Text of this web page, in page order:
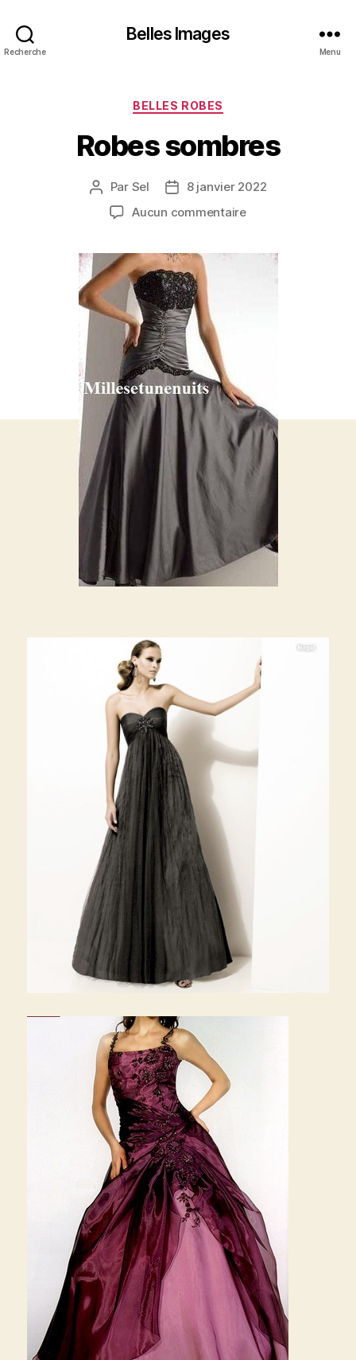
Recherche
Belles Images
Menu
Catégories
BELLES ROBES
Robes sombres
Auteur
de
l’article
Par Sel
Date8 janvier 2022
Aucun commentairesur